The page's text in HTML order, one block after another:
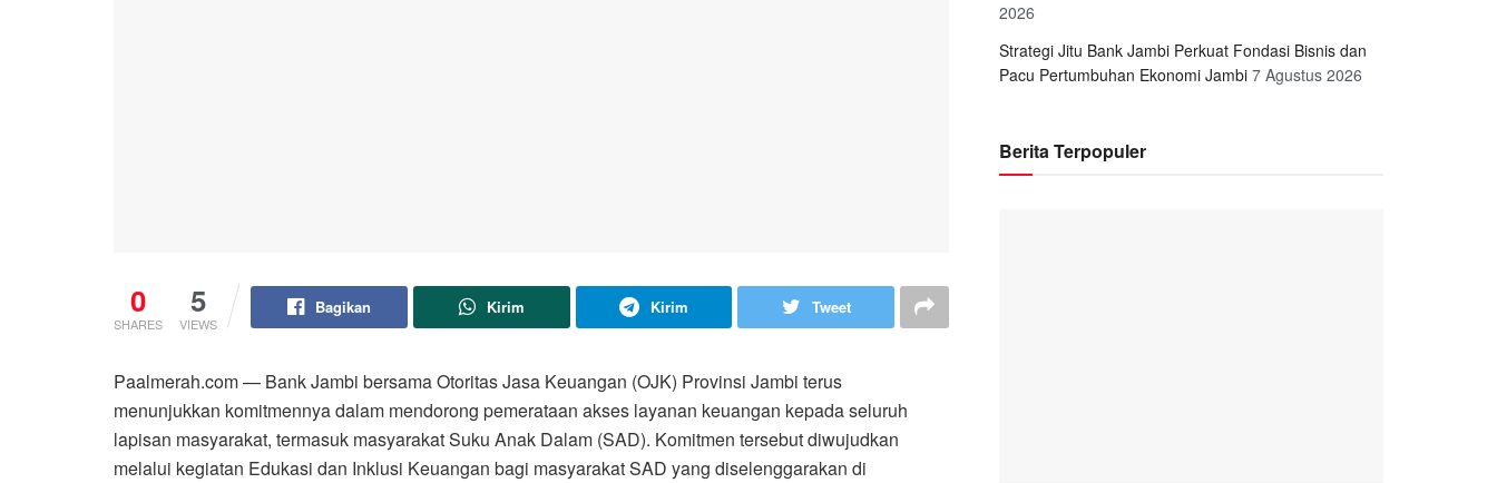
0
SHARES
5
VIEWS
Bagikan Kirim Kirim Tweet
Paalmerah.com — Bank Jambi bersama Otoritas Jasa Keuangan (OJK) Provinsi Jambi terus
menunjukkan komitmennya dalam mendorong pemerataan akses layanan keuangan kepada seluruh
lapisan masyarakat, termasuk masyarakat Suku Anak Dalam (SAD). Komitmen tersebut diwujudkan
melalui kegiatan Edukasi dan Inklusi Keuangan bagi masyarakat SAD yang diselenggarakan di
2026
Strategi Jitu Bank Jambi Perkuat Fondasi Bisnis dan
Pacu Pertumbuhan Ekonomi Jambi 7 Agustus 2026
Berita Terpopuler